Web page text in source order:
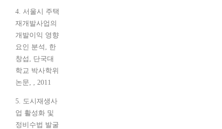
4. 서울시 주택
재개발사업의
개발이익 영향
요인 분석, 한
창섭, 단국대
학교 박사학위
논문, , 2011
5. 도시재생사
업 활성화 및
정비수법 발굴